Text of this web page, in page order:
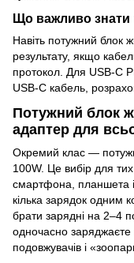
Що важливо знати
Навіть потужний блок
результату, якщо
протокол. Для USB‑C
USB‑C кабель,
Потужний блок
адаптер для
Окремий клас —
100W. Це вибір для
смартфона, планшета і
кілька зарядок одним
брати зарядні на 2–4
одночасно
подовжувачів і